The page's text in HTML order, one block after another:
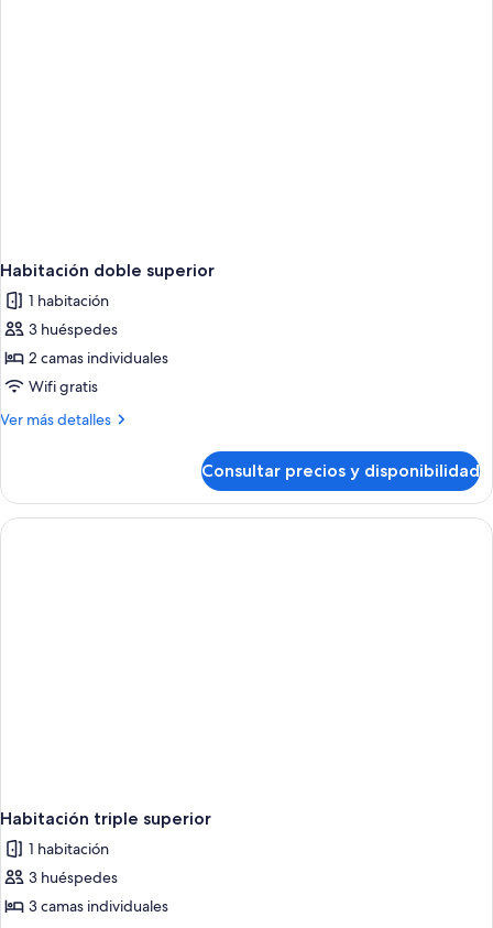
Habitación doble superior
1 habitación
3 huéspedes
2 camas individuales
Wifi gratis
Ver más detalles
Más
doble
superior
Consultar precios y disponibilidad
Habitación triple superior
1 habitación
3 huéspedes
3 camas individuales